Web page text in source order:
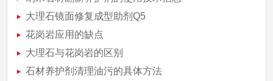
大理石镜面修复成型助剂Q5
花岗岩应用的缺点
大理石与花岗岩的区别
石材养护剂清理油污的具体方法